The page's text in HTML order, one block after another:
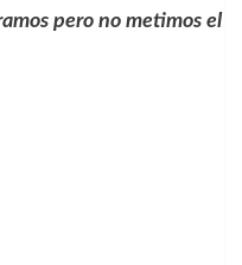
pero no metimos el